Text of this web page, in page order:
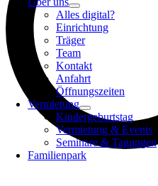
Alles digital?
Einrichtung
Träger
Team
Kontakt
Anfahrt
Öffnungszeiten
Vermietung
Kindergeburtstag
Vermietung & Events
Seminare & Tagungen
Familienpark